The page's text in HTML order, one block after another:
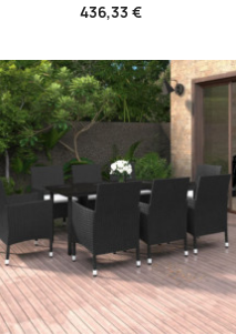
436,33 €